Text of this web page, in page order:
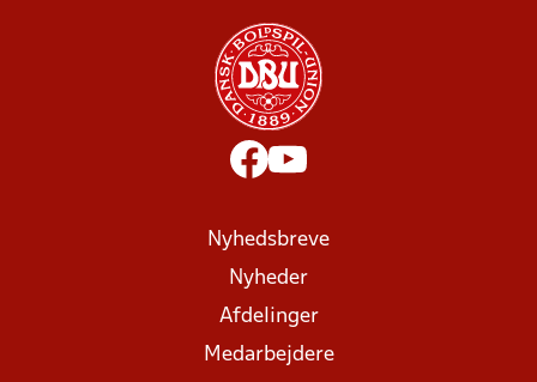
Nyhedsbreve
Nyheder
Afdelinger
Medarbejdere